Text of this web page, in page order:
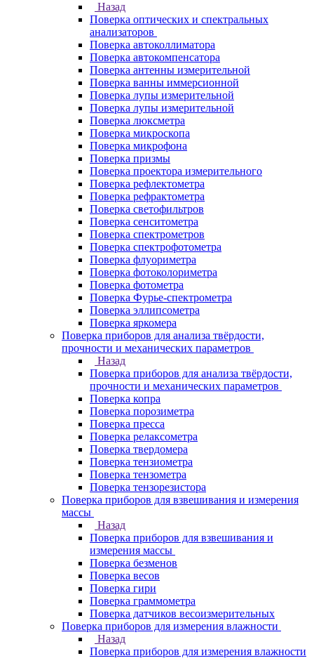
Назад
Поверка оптических и спектральных
анализаторов
Поверка автоколлиматора
Поверка автокомпенсатора
Поверка антенны измерительной
Поверка ванны иммерсионной
Поверка лупы измерительной
Поверка лупы измерительной
Поверка люксметра
Поверка микроскопа
Поверка микрофона
Поверка призмы
Поверка проектора измерительного
Поверка рефлектометра
Поверка рефрактометра
Поверка светофильтров
Поверка сенситометра
Поверка спектрометров
Поверка спектрофотометра
Поверка флуориметра
Поверка фотоколориметра
Поверка фотометра
Поверка Фурье-спектрометра
Поверка эллипсометра
Поверка яркомера
Поверка приборов для анализа твёрдости,
прочности и механических параметров
Назад
Поверка приборов для анализа твёрдости,
прочности и механических параметров
Поверка копра
Поверка порозиметра
Поверка пресса
Поверка релаксометра
Поверка твердомера
Поверка тензиометра
Поверка тензометра
Поверка тензорезистора
Поверка приборов для взвешивания и измерения
массы
Назад
Поверка приборов для взвешивания и
измерения массы
Поверка безменов
Поверка весов
Поверка гири
Поверка граммометра
Поверка датчиков весоизмерительных
Поверка приборов для измерения влажности
Назад
Поверка приборов для измерения влажности